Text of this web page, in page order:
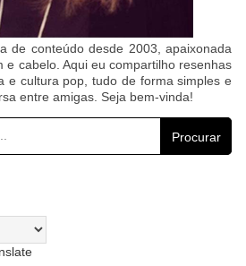
de conteúdo desde 2003, apaixonada
e cabelo. Aqui eu compartilho resenhas
e cultura pop, tudo de forma simples e
entre amigas. Seja bem-vinda!
Procurar